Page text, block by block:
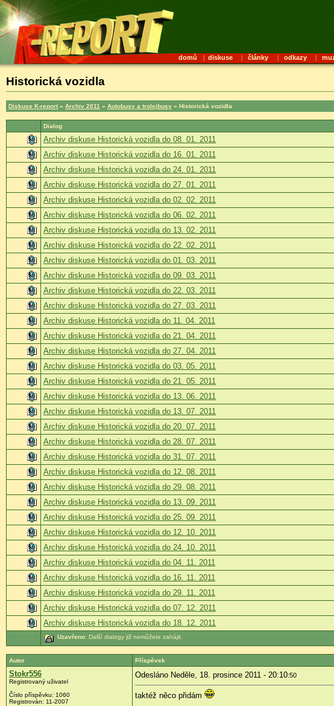
domů | diskuse | články | odkazy |
Historická vozidla
Diskuse K-report » Archiv 2011 » Autobusy a trolejbusy » Historická vozidla
Dialog
Archiv diskuse Historická vozidla do 08. 01. 2011
Archiv diskuse Historická vozidla do 16. 01. 2011
Archiv diskuse Historická vozidla do 24. 01. 2011
Archiv diskuse Historická vozidla do 27. 01. 2011
Archiv diskuse Historická vozidla do 02. 02. 2011
Archiv diskuse Historická vozidla do 06. 02. 2011
Archiv diskuse Historická vozidla do 13. 02. 2011
Archiv diskuse Historická vozidla do 22. 02. 2011
Archiv diskuse Historická vozidla do 01. 03. 2011
Archiv diskuse Historická vozidla do 09. 03. 2011
Archiv diskuse Historická vozidla do 22. 03. 2011
Archiv diskuse Historická vozidla do 27. 03. 2011
Archiv diskuse Historická vozidla do 11. 04. 2011
Archiv diskuse Historická vozidla do 21. 04. 2011
Archiv diskuse Historická vozidla do 27. 04. 2011
Archiv diskuse Historická vozidla do 03. 05. 2011
Archiv diskuse Historická vozidla do 21. 05. 2011
Archiv diskuse Historická vozidla do 13. 06. 2011
Archiv diskuse Historická vozidla do 13. 07. 2011
Archiv diskuse Historická vozidla do 20. 07. 2011
Archiv diskuse Historická vozidla do 28. 07. 2011
Archiv diskuse Historická vozidla do 31. 07. 2011
Archiv diskuse Historická vozidla do 12. 08. 2011
Archiv diskuse Historická vozidla do 29. 08. 2011
Archiv diskuse Historická vozidla do 13. 09. 2011
Archiv diskuse Historická vozidla do 25. 09. 2011
Archiv diskuse Historická vozidla do 12. 10. 2011
Archiv diskuse Historická vozidla do 24. 10. 2011
Archiv diskuse Historická vozidla do 04. 11. 2011
Archiv diskuse Historická vozidla do 16. 11. 2011
Archiv diskuse Historická vozidla do 29. 11. 2011
Archiv diskuse Historická vozidla do 07. 12. 2011
Archiv diskuse Historická vozidla do 18. 12. 2011
Uzavřeno: Další dialogy již nemůžete zahájit.
Autor Příspěvek
Stokr556
Registrovaný uživatel
Číslo příspěvku: 1060
Registrován: 11-2007
Odesláno Neděle, 18. prosince 2011 - 20:10:50
taktéž něco přidám